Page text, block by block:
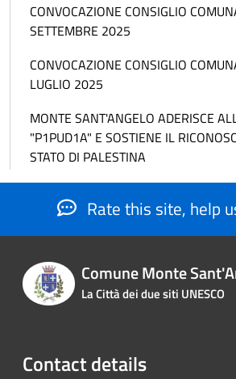
CONVOCAZIONE CONSIGLIO
SETTEMBRE 2025
CONVOCAZIONE CONSIGLIO
LUGLIO 2025
MONTE SANT'ANGELO ADERISCE
"P1PUD1A" E SOSTIENE IL
STATO DI PALESTINA
Rate this site, help
Comune Monte
La Città dei due siti UNESCO
Contact details